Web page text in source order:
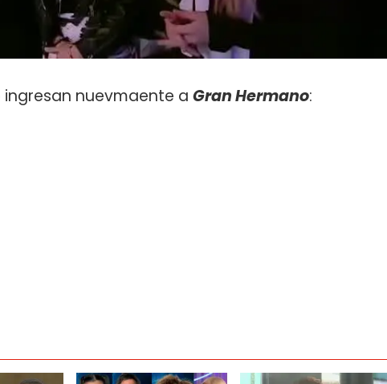
ingresan nuevmaente a Gran Hermano: